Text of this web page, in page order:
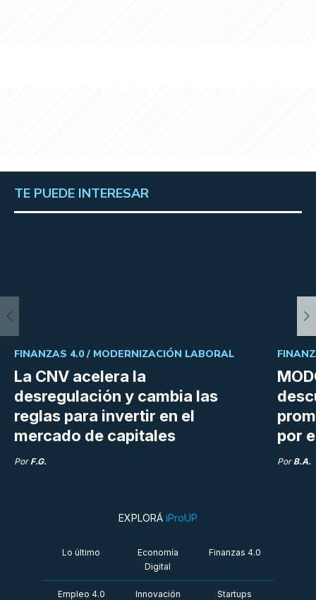
TE PUEDE INTERESAR
La CNV acelera la
desregulación y cambia las
reglas para invertir en el
mercado de capitales
FINANZAS 4.0 / MODERNIZACIÓN LABORAL
Por F.G.
por
Por B.A.
EXPLORÁ iProUP
Lo último
Economía
Digital
Finanzas 4.0
Empleo 4.0 Innovación Startups